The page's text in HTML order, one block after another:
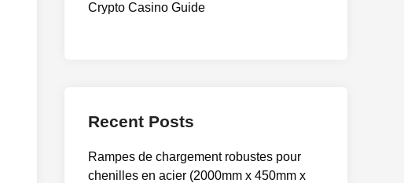
Crypto Casino Guide
Recent Posts
Rampes de chargement robustes pour
chenilles en acier (2000mm x 450mm x